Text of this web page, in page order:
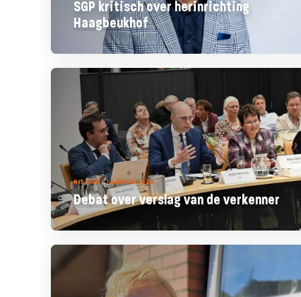
SGP kritisch over herinrichting
Haagbeukhof
NIEUWS - 14 APRIL 2026
Debat over verslag van de verkenner